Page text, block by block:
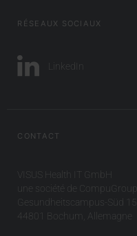
RÉSEAUX SOCIAUX
LinkedIn
CONTACT
VISUS Health IT GmbH
une société de
Gesundheitscampus-Süd 15
44801 Bochum, Allemagne